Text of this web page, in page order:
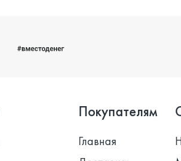
Покупателям
Главная